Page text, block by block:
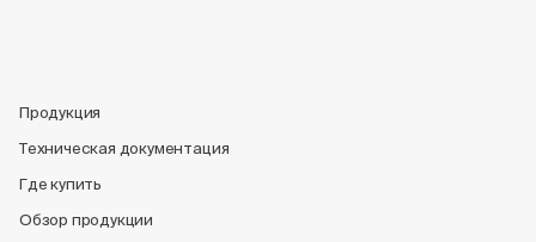
Продукция
Техническая документация
Где купить
Обзор продукции